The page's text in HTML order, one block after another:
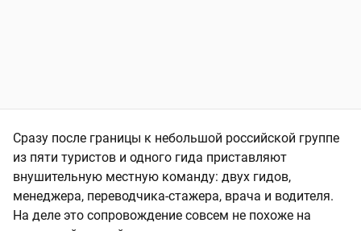
Сразу после границы к небольшой российской группе
из пяти туристов и одного гида приставляют
внушительную местную команду: двух гидов,
менеджера, переводчика-стажера, врача и водителя.
На деле это сопровождение совсем не похоже на